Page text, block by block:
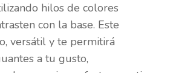
hilos de colores
con la base. Este
versátil y te permitirá
a tu gusto,